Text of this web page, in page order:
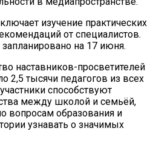
изучение практических
от специалистов.
на 17 июня.
наставников-просветителей
2,5 тысячи педагогов из всех
способствуют
между школой и семьёй,
вопросам образования и
узнавать о значимых